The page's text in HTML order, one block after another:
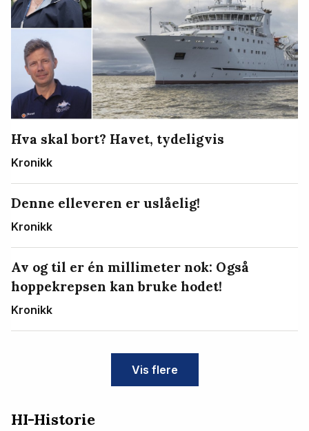
Hva skal bort? Havet, tydeligvis
Kronikk
Denne elleveren er uslåelig!
Kronikk
Av og til er én millimeter nok: Også
hoppekrepsen kan bruke hodet!
Kronikk
Vis flere
HI-Historie